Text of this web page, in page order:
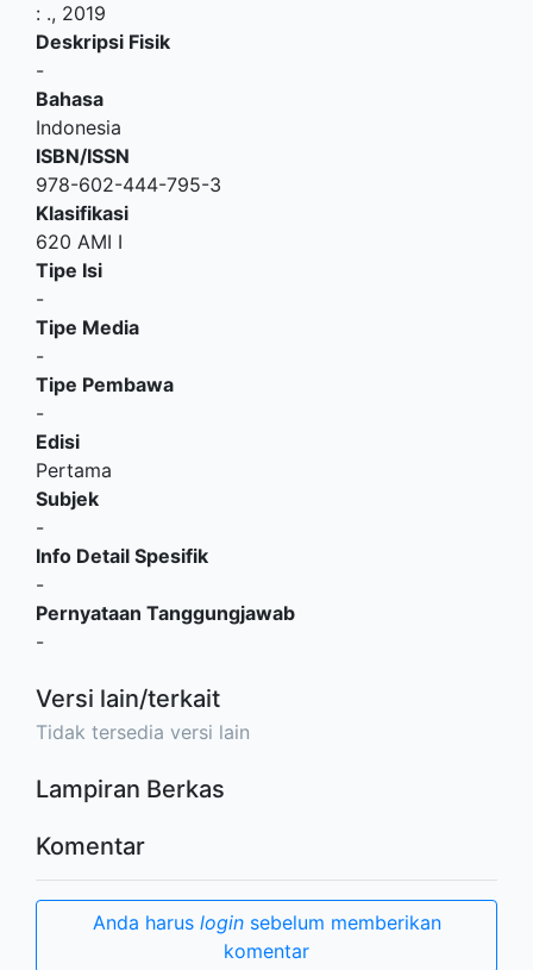
: ., 2019
Deskripsi Fisik
-
Bahasa
Indonesia
ISBN/ISSN
978-602-444-795-3
Klasifikasi
620 AMI I
Tipe Isi
-
Tipe Media
-
Tipe Pembawa
-
Edisi
Pertama
Subjek
-
Info Detail Spesifik
-
Pernyataan Tanggungjawab
-
Versi lain/terkait
Tidak tersedia versi lain
Lampiran Berkas
Komentar
Anda harus loginsebelum memberikan
komentar